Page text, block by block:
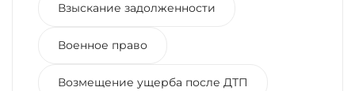
Взыскание задолженности
Военное право
Возмещение ущерба после ДТП